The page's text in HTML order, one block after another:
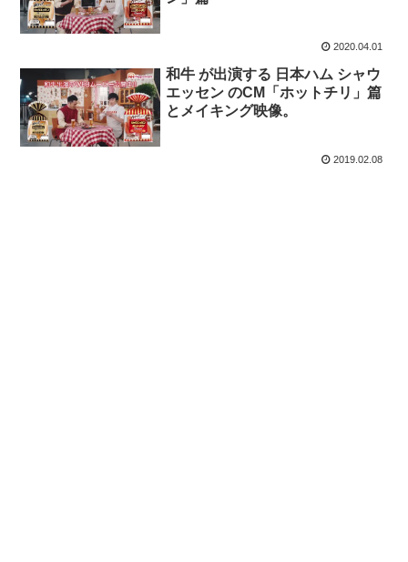
2020.04.01
和牛 が出演する 日本ハム シャウ
エッセン のCM「ホットチリ」篇
とメイキング映像。
2019.02.08